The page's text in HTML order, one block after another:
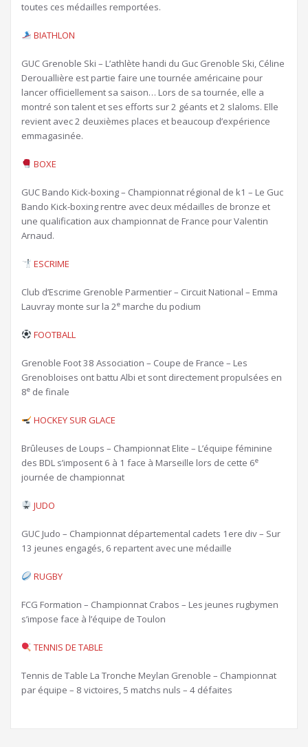
toutes ces médailles remportées.
BIATHLON
GUC Grenoble Ski – L’athlète handi du Guc Grenoble Ski, Céline
Derouallière est partie faire une tournée américaine pour
lancer officiellement sa saison… Lors de sa tournée, elle a
montré son talent et ses efforts sur 2 géants et 2 slaloms. Elle
revient avec 2 deuxièmes places et beaucoup d’expérience
emmagasinée.
BOXE
GUC Bando Kick-boxing – Championnat régional de k1 – Le Guc
Bando Kick-boxing rentre avec deux médailles de bronze et
une qualification aux championnat de France pour Valentin
Arnaud.
ESCRIME
Club d’Escrime Grenoble Parmentier – Circuit National – Emma
Lauvray monte sur la 2e marche du podium
FOOTBALL
Grenoble Foot 38 Association – Coupe de France – Les
Grenobloises ont battu Albi et sont directement propulsées en
8e de finale
HOCKEY SUR GLACE
Brûleuses de Loups – Championnat Elite – L’équipe féminine
des BDL s’imposent 6 à 1 face à Marseille lors de cette 6e
journée de championnat
JUDO
GUC Judo – Championnat départemental cadets 1ere div – Sur
13 jeunes engagés, 6 repartent avec une médaille
RUGBY
FCG Formation – Championnat Crabos – Les jeunes rugbymen
s’impose face à l’équipe de Toulon
TENNIS DE TABLE
Tennis de Table La Tronche Meylan Grenoble – Championnat
par équipe – 8 victoires, 5 matchs nuls – 4 défaites